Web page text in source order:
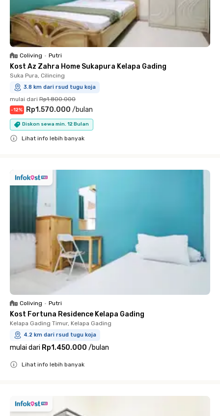
Coliving • Putri
Kost Az Zahra Home Sukapura Kelapa Gading
Suka Pura, Cilincing
3.8 km dari rsud tugu koja
mulai dari Rp1.800.000
-12% Rp1.570.000 /bulan
Diskon sewa min. 12 Bulan
Lihat info lebih banyak
Coliving • Putri
Kost Fortuna Residence Kelapa Gading
Kelapa Gading Timur, Kelapa Gading
4.2 km dari rsud tugu koja
mulai dari Rp1.450.000 /bulan
Lihat info lebih banyak